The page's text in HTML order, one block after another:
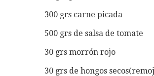
300 grs carne picada
500 grs de salsa de tomate
30 grs morrón rojo
30 grs de hongos